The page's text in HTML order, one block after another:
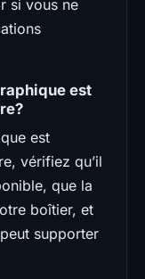
si vous ne
est
est
vérifiez qu’il
que la
boîtier, et
supporter